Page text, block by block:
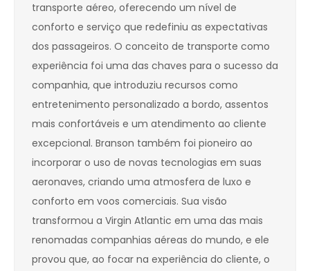
transporte aéreo, oferecendo um nível de
conforto e serviço que redefiniu as expectativas
dos passageiros. O conceito de transporte como
experiência foi uma das chaves para o sucesso da
companhia, que introduziu recursos como
entretenimento personalizado a bordo, assentos
mais confortáveis e um atendimento ao cliente
excepcional. Branson também foi pioneiro ao
incorporar o uso de novas tecnologias em suas
aeronaves, criando uma atmosfera de luxo e
conforto em voos comerciais. Sua visão
transformou a Virgin Atlantic em uma das mais
renomadas companhias aéreas do mundo, e ele
provou que, ao focar na experiência do cliente, o